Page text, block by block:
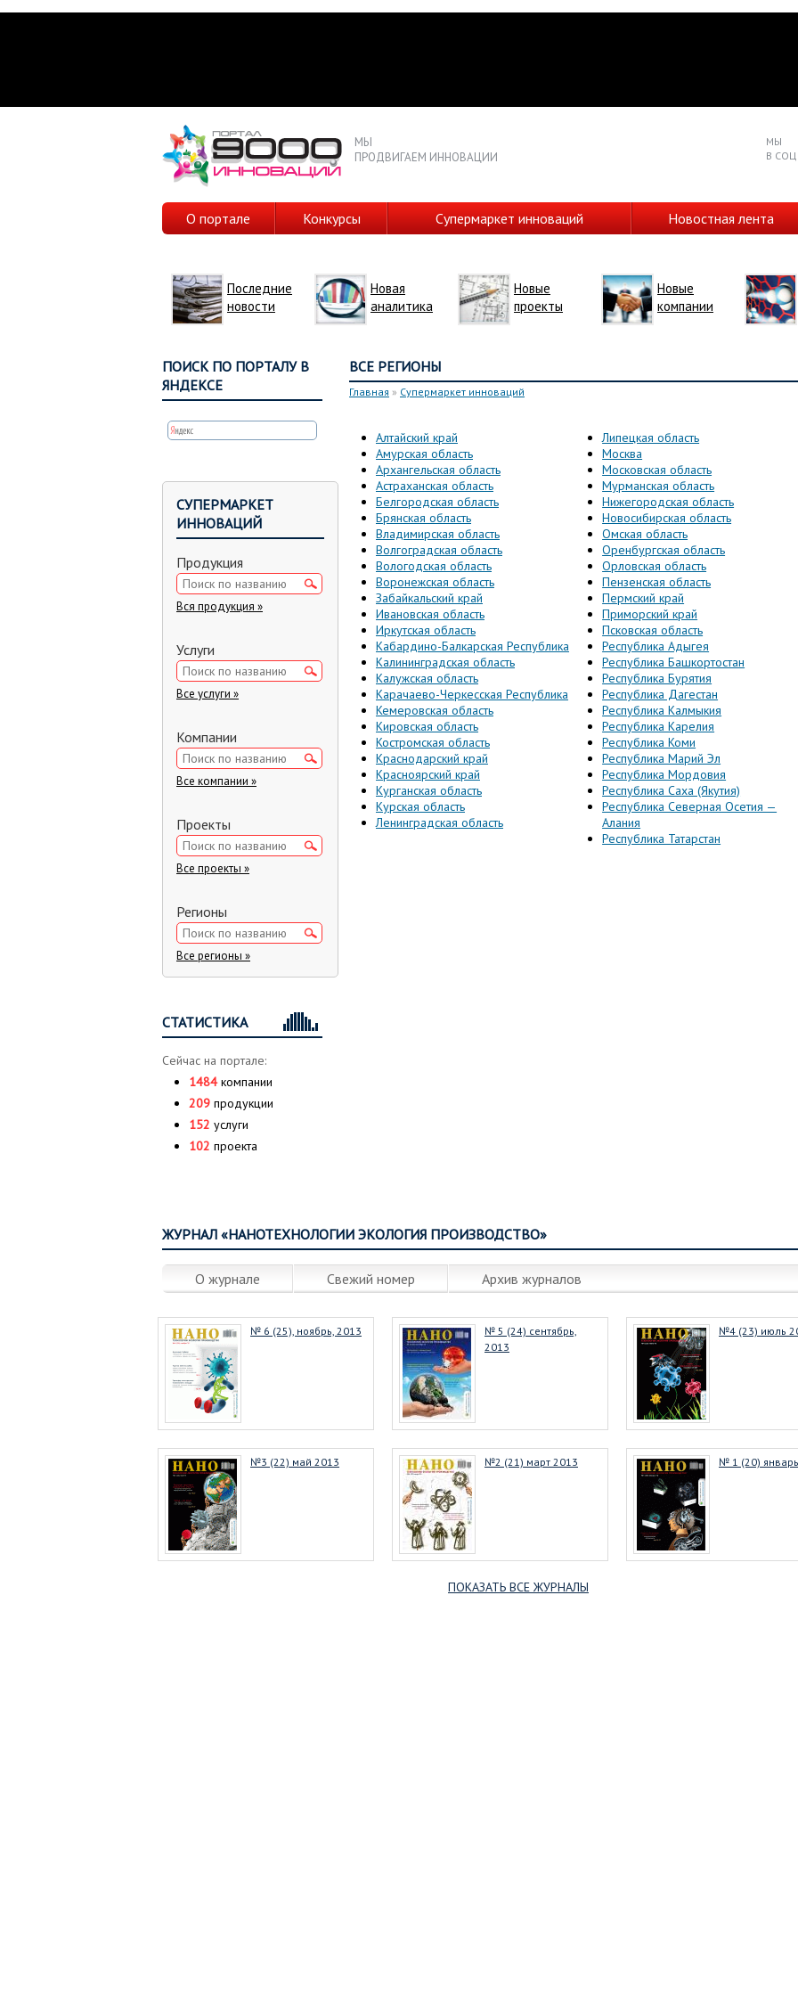
МЫ
ПРОДВИГАЕМ ИННОВАЦИИ
МЫ
В
О портале Конкурсы Супермаркет инноваций Новостная лента
Последние
новости
Новая
аналитика
Новые
проекты
Новые
компании
ВСЕ РЕГИОНЫ
Главная » Супермаркет инноваций
Алтайский край
Амурская область
Архангельская область
Астраханская область
Белгородская область
Брянская область
Владимирская область
Волгоградская область
Вологодская область
Воронежская область
Забайкальский край
Ивановская область
Иркутская область
Кабардино-Балкарская Республика
Калининградская область
Калужская область
Карачаево-Черкесская Республика
Кемеровская область
Кировская область
Костромская область
Краснодарский край
Красноярский край
Курганская область
Курская область
Ленинградская область
Липецкая область
Москва
Московская область
Мурманская область
Нижегородская область
Новосибирская область
Омская область
Оренбургская область
Орловская область
Пензенская область
Пермский край
Приморский край
Псковская область
Республика Адыгея
Республика Башкортостан
Республика Бурятия
Республика Дагестан
Республика Калмыкия
Республика Карелия
Республика Коми
Республика Марий Эл
Республика Мордовия
Республика Саха (Якутия)
Республика Северная Осетия —
Алания
Республика Татарстан
ПОИСК ПО ПОРТАЛУ В
ЯНДЕКСЕ
СУПЕРМАРКЕТ
ИННОВАЦИЙ
Продукция
Вся продукция »
Услуги
Все услуги »
Компании
Все компании »
Проекты
Все проекты »
Регионы
Все регионы »
СТАТИСТИКА
Сейчас на портале:
1484компании
209 продукции
152 услуги
102 проекта
ЖУРНАЛ «НАНОТЕХНОЛОГИИ ЭКОЛОГИЯ ПРОИЗВОДСТВО»
О журнале Свежий номер Архив журналов
№ 6 (25), ноябрь, 2013
№ 5 (24) сентябрь,
2013
№4 (23) июль
№3 (22) май 2013 №2 (21) март 2013 № 1 (20)
ПОКАЗАТЬ ВСЕ ЖУРНАЛЫ